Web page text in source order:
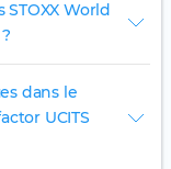
World
dans le
UCITS